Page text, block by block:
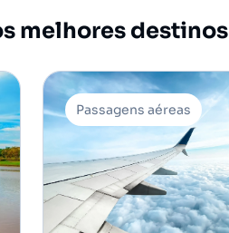
melhores destinos
Passagens aéreas